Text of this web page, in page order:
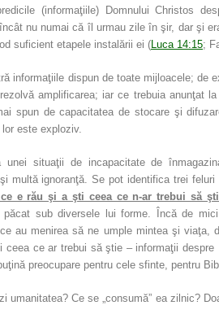
(informaţiile) Domnului Christos
nu numai că îl urmau zile în şir, dar şi
suficient etapele instalării ei (Luca 14:15;
informaţiile dispun de toate mijloacele; de
amplificarea; iar ce trebuia anunţat
spun de capacitatea de stocare şi
este exploziv.
unei situaţii de incapacitate de
multă ignoranţă. Se pot identifica trei
e rău şi a şti ceea ce n-ar trebui să
sub diversele lui forme. Încă de
au menirea să ne umple mintea şi viaţa,
ceea ce ar trebui să ştie – informaţii
preocupare pentru cele sfinte, pentru
umanitatea? Ce se „consumă” ea zilnic?